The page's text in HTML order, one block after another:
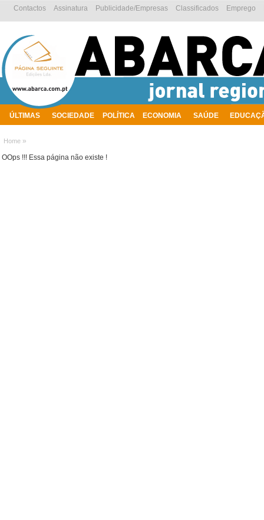
ÚLTIMAS SOCIEDADE POLÍTICA ECONOMIA SAÚDE
Emprego
Classificados
Publicidade/Empresas
Assinatura
Contactos
Home »
OOps !!! Essa página não existe !